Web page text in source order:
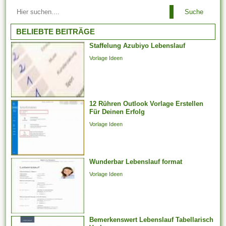
Arbeitgeber ist es es
untersagt, irgendeinen
Arbeitnehmer zu entlassen,
der aufgrund der Teilnahme an
Arbeitstreffen und der Layout
von Arbeitsforderungen
darüber hinaus -
verhandlungen, deren
Jahresabschluss noch
aussteht, bei weitem nicht
weiter arbeiten
möglicherweise. Er kann...
Suche
BELIEBTE BEITRÄGE
Staffelung Azubiyo Lebenslauf
Vorlage Ideen
12 Rühren Outlook Vorlage Erstellen
Für Deinen Erfolg
Vorlage Ideen
Wunderbar Lebenslauf format
Vorlage Ideen
Bemerkenswert Lebenslauf Tabellarisch